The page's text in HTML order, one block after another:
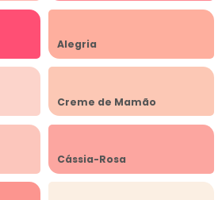
Alegria
Creme de Mamão
Cássia-Rosa